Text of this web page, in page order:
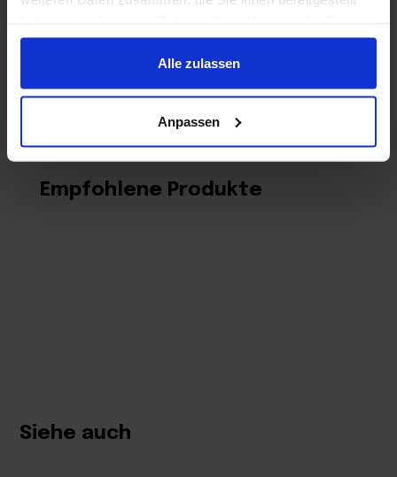
gesammelt haben.
Alle zulassen
Anpassen
Empfohlene Produkte
Siehe auch